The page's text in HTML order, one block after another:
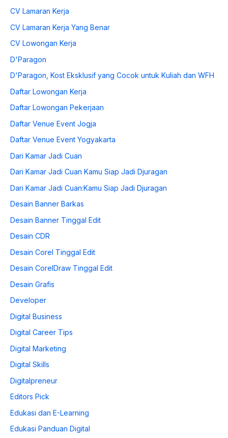
CV Lamaran Kerja
CV Lamaran Kerja Yang Benar
CV Lowongan Kerja
D'Paragon
D'Paragon, Kost Eksklusif yang Cocok untuk Kuliah dan WFH
Daftar Lowongan Kerja
Daftar Lowongan Pekerjaan
Daftar Venue Event Jogja
Daftar Venue Event Yogyakarta
Dari Kamar Jadi Cuan
Dari Kamar Jadi Cuan Kamu Siap Jadi Djuragan
Dari Kamar Jadi Cuan:Kamu Siap Jadi Djuragan
Desain Banner Barkas
Desain Banner Tinggal Edit
Desain CDR
Desain Corel Tinggal Edit
Desain CorelDraw Tinggal Edit
Desain Grafis
Developer
Digital Business
Digital Career Tips
Digital Marketing
Digital Skills
Digitalpreneur
Editors Pick
Edukasi dan E-Learning
Edukasi Panduan Digital